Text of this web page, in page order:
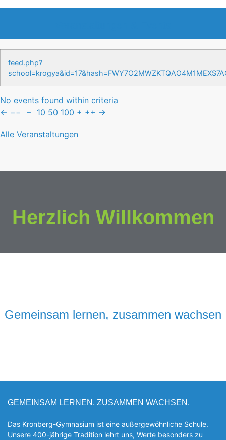
feed.php?
No events found within criteria
← −− − 10 50 100 + ++ →
Alle Veranstaltungen
Herzlich Willkommen
Gemeinsam lernen, zusammen wachsen
GEMEINSAM LERNEN, ZUSAMMEN WACHSEN.
Das Kronberg-Gymnasium ist eine außergewöhnliche Schule.
Unsere 400-jährige Tradition lehrt uns, Werte besonders zu